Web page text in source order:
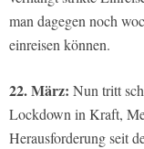
man dagegen noch
einreisen können.
22. März: Nun tritt
Lockdown in Kraft,
Herausforderung seit